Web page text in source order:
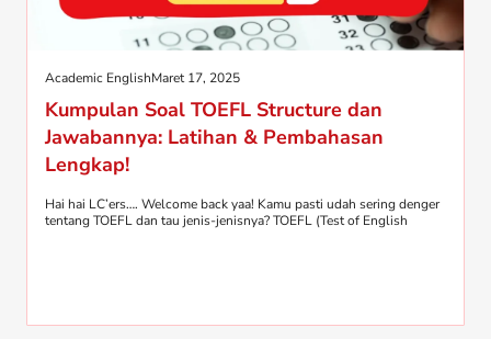
Academic EnglishMaret 17, 2025
Kumpulan Soal TOEFL Structure dan
Jawabannya: Latihan & Pembahasan
Lengkap!
Hai hai LC’ers…. Welcome back yaa! Kamu pasti udah sering denger
tentang TOEFL dan tau jenis-jenisnya? TOEFL (Test of English